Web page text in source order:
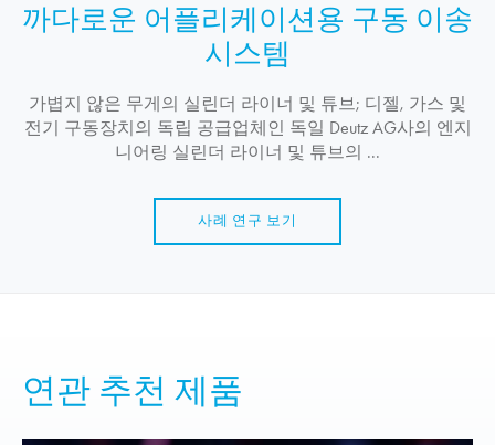
까다로운 어플리케이션용 구동 이송
시스템
가볍지 않은 무게의 실린더 라이너 및 튜브; 디젤, 가스 및
전기 구동장치의 독립 공급업체인 독일 Deutz AG사의 엔지
니어링 실린더 라이너 및 튜브의 ...
사례 연구 보기
연관 추천 제품